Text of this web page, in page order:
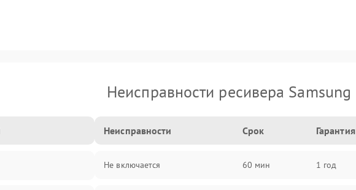
Неисправности ресивера Samsung
Неисправности Срок Гарантия
Не включается 60 мин 1 год